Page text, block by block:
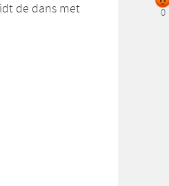
de dans met
0